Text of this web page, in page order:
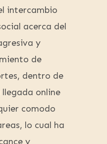
intercambio
acerca del
y
de
dentro de
online
comodo
lo cual ha
y